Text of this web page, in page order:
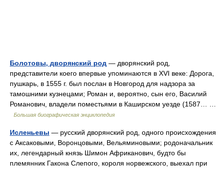
Болотовы, дворянский род — дворянский род,
представители коего впервые упоминаются в XVI веке: Дорога,
пушкарь, в 1555 г. был послан в Новгород для надзора за
тамошними кузнецами; Роман и, вероятно, сын его, Василий
Романович, владели поместьями в Каширском уезде (1587… …
Большая биографическая энциклопедия
Исленьевы — русский дворянский род, одного происхождения
с Аксаковыми, Воронцовыми, Вельяминовыми; родоначальник
их, легендарный князь Шимон Африканович, будто бы
племянник Гакона Слепого, короля норвежского, выехал при